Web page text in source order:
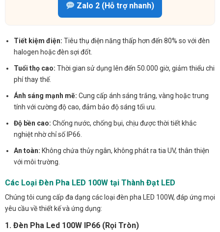
Zalo 2 (Hỗ trợ nhanh)
Tiết kiệm điện: Tiêu thụ điện năng thấp hơn đến 80% so với đèn
halogen hoặc đèn sợi đốt.
Tuổi thọ cao: Thời gian sử dụng lên đến 50.000 giờ, giảm thiểu chi
phí thay thế.
Ánh sáng mạnh mẽ: Cung cấp ánh sáng trắng, vàng hoặc trung
tính với cường độ cao, đảm bảo độ sáng tối ưu.
Độ bền cao: Chống nước, chống bụi, chịu được thời tiết khắc
nghiệt nhờ chỉ số IP66.
An toàn: Không chứa thủy ngân, không phát ra tia UV, thân thiện
với môi trường.
Các Loại Đèn Pha LED 100W tại Thành Đạt LED
Chúng tôi cung cấp đa dạng các loại đèn pha LED 100W, đáp ứng mọi
yêu cầu về thiết kế và ứng dụng:
1. Đèn Pha Led 100W IP66 (Rọi Tròn)